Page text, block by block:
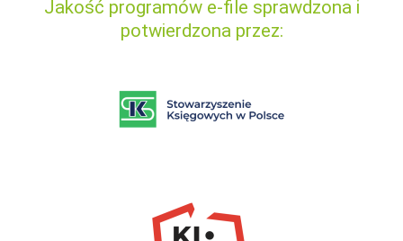
Jakość programów e-file sprawdzona i
potwierdzona przez: